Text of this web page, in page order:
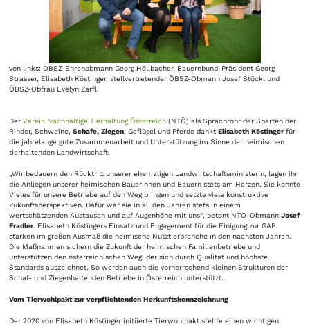
von links: ÖBSZ-Ehrenobmann Georg Höllbacher, Bauernbund-Präsident Georg
Strasser, Elisabeth Köstinger, stellvertretender ÖBSZ-Obmann Josef Stöckl und
ÖBSZ-Obfrau Evelyn Zarfl
Der Verein Nachhaltige Tierhaltung Österreich(NTÖ) als Sprachrohr der Sparten der
Rinder, Schweine, Schafe, Ziegen, Geflügel und Pferde dankt Elisabeth Köstingerfür
die jahrelange gute Zusammenarbeit und Unterstützung im Sinne der heimischen
tierhaltenden Landwirtschaft.
„Wir bedauern den Rücktritt unserer ehemaligen Landwirtschaftsministerin, lagen ihr
die Anliegen unserer heimischen Bäuerinnen und Bauern stets am Herzen. Sie konnte
Vieles für unsere Betriebe auf den Weg bringen und setzte viele konstruktive
Zukunftsperspektiven. Dafür war sie in all den Jahren stets in einem
wertschätzenden Austausch und auf Augenhöhe mit uns“, betont NTÖ-Obmann Josef
Fradler. Elisabeth Köstingers Einsatz und Engagement für die Einigung zur GAP
stärken im großen Ausmaß die heimische Nutztierbranche in den nächsten Jahren.
Die Maßnahmen sichern die Zukunft der heimischen Familienbetriebe und
unterstützen den österreichischen Weg, der sich durch Qualität und höchste
Standards auszeichnet. So werden auch die vorherrschend kleinen Strukturen der
Schaf- und Ziegenhaltenden Betriebe in Österreich unterstützt.
Vom Tierwohlpakt zur verpflichtenden Herkunftskennzeichnung
Der 2020 von Elisabeth Köstinger initiierte Tierwohlpakt stellte einen wichtigen